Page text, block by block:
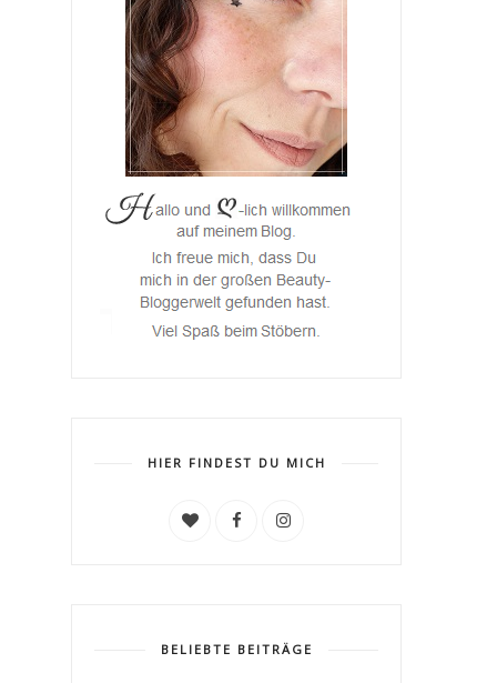
HIER FINDEST DU MICH
BELIEBTE BEITRÄGE